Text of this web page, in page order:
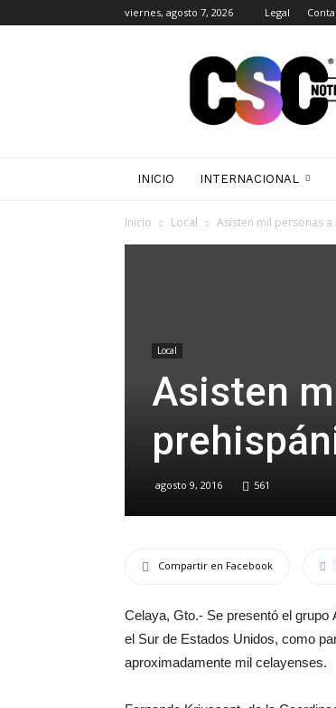
viernes, agosto 7, 2026 Legal
Noticias
INICIO INTERNACIONAL
Inicio Local Asisten mil personas
Local
Asisten
agosto 9, 2016 561
Compartir en Facebook
Celaya, Gto.- Se presentó el
el Sur de Estados Unidos, como
aproximadamente mil celayenses.